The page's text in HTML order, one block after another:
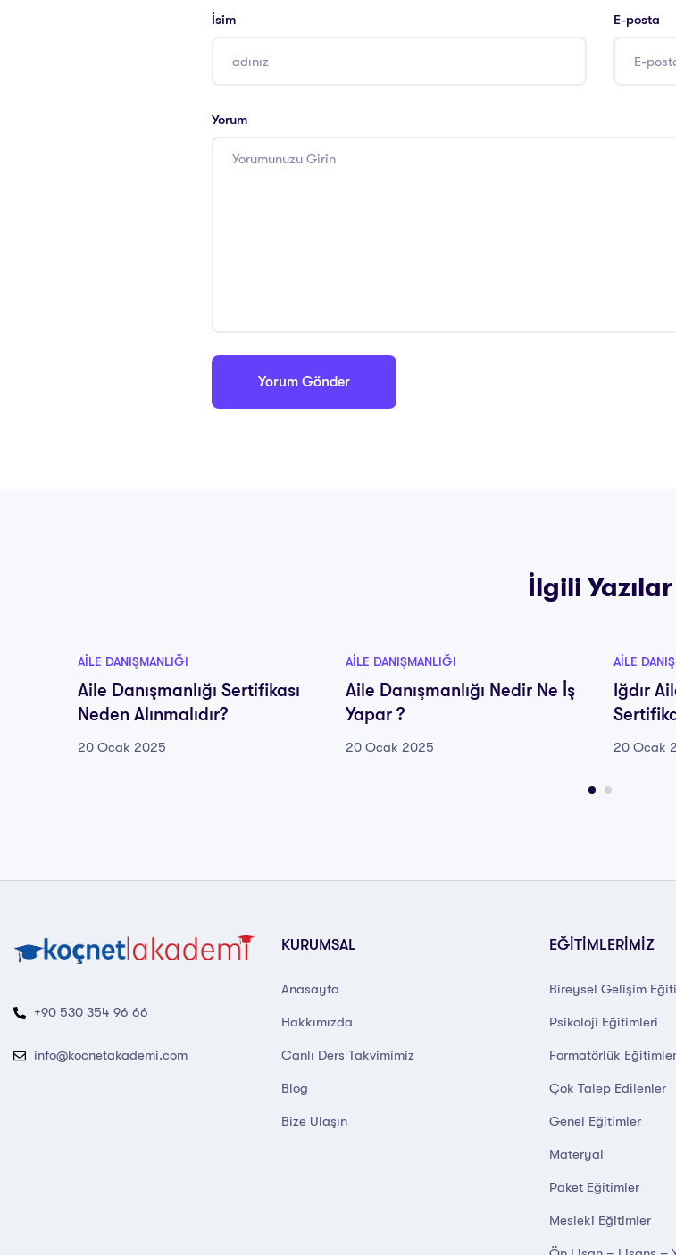
İsim E-posta
Yorum
İlgili Yazılar
AILE DANIŞMANLIĞI
Aile Danışmanlığı Sertifikası
Neden Alınmalıdır?
20 Ocak 2025
AILE DANIŞMANLIĞI
Aile Danışmanlığı Nedir Ne İş
Yapar ?
20 Ocak 2025
AILE
Iğdır
20 Ocak
+90 530 354 96 66
info@kocnetakademi.com
KURUMSAL
Anasayfa
Hakkımızda
Canlı Ders Takvimimiz
Blog
Bize Ulaşın
EĞİTİMLERİMİZ
Bireysel Gelişim
Psikoloji Eğitimleri
Formatörlük
Çok Talep Edilenler
Genel Eğitimler
Materyal
Paket Eğitimler
Mesleki Eğitimler